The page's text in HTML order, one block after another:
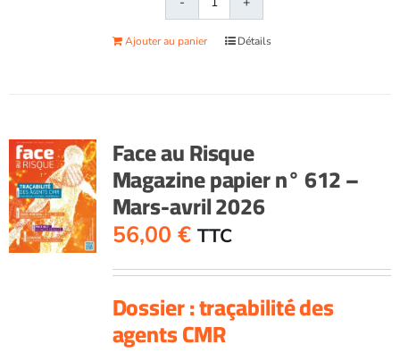
quantité
de
Face
606
-
Mars-
avril
2025
Ajouter au panier Détails
Face au Risque
Magazine papier n° 612 –
Mars-avril 2026
56,00 € TTC
Dossier : traçabilité des
agents CMR